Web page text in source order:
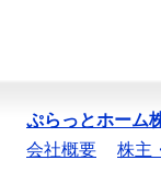
ぷらっとホーム
会社概要
株主